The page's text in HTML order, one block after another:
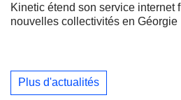
Kinetic étend son service internet
nouvelles collectivités en Géorgie
Plus d'actualités